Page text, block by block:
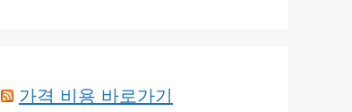
가격 비용 바로가기